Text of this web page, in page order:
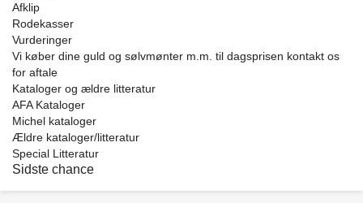
Afklip
Rodekasser
Vurderinger
Vi køber dine guld og sølvmønter m.m. til dagsprisen kontakt os
for aftale
Kataloger og ældre litteratur
AFA Kataloger
Michel kataloger
Ældre kataloger/litteratur
Special Litteratur
Sidste chance